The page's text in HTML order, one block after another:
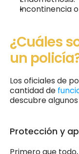
Incontinencia
¿Cuáles
un
Los oficiales de
cantidad de
descubre
Protección y